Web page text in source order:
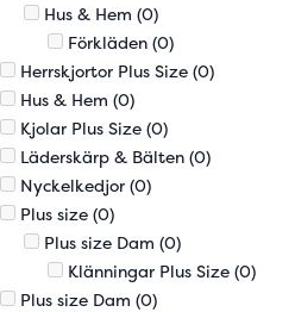
Hus & Hem (0)
Förkläden (0)
Herrskjortor Plus Size (0)
Hus & Hem (0)
Kjolar Plus Size (0)
Läderskärp & Bälten (0)
Nyckelkedjor (0)
Plus size (0)
Plus size Dam (0)
Klänningar Plus Size (0)
Plus size Dam (0)